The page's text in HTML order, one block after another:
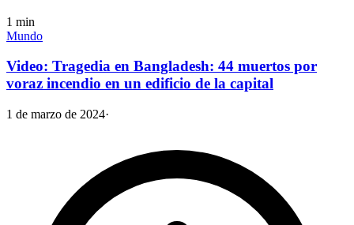
1 min
Mundo
Video: Tragedia en Bangladesh: 44 muertos por
voraz incendio en un edificio de la capital
1 de marzo de 2024·